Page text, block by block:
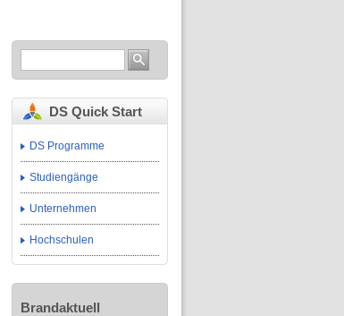
DS Quick Start
DS Programme
Studiengänge
Unternehmen
Hochschulen
Brandaktuell